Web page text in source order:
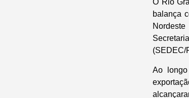
O Rio
balança
(SEDEC/
Ao